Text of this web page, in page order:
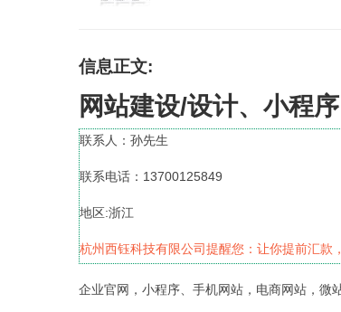
信息正文:
网站建设/设计、小程
联系人：孙先生
联系电话：13700125849
地区:浙江
杭州西钰科技有限公司提醒您：让你提前汇款
企业官网，小程序、手机网站，电商网站，微